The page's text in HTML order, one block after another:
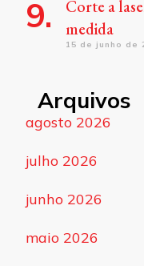
Corte a
medida
15 de junho de
Arquivos
agosto 2026
julho 2026
junho 2026
maio 2026